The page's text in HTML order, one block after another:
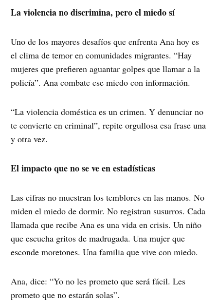
La violencia no discrimina, pero el miedo sí
Uno de los mayores desafíos que enfrenta Ana hoy es
el clima de temor en comunidades migrantes. “Hay
mujeres que prefieren aguantar golpes que llamar a la
policía”. Ana combate ese miedo con información.
“La violencia doméstica es un crimen. Y denunciar no
te convierte en criminal”, repite orgullosa esa frase una
y otra vez.
El impacto que no se ve en estadísticas
Las cifras no muestran los temblores en las manos. No
miden el miedo de dormir. No registran susurros. Cada
llamada que recibe Ana es una vida en crisis. Un niño
que escucha gritos de madrugada. Una mujer que
esconde moretones. Una familia que vive con miedo.
Ana, dice: “Yo no les prometo que será fácil. Les
prometo que no estarán solas”.